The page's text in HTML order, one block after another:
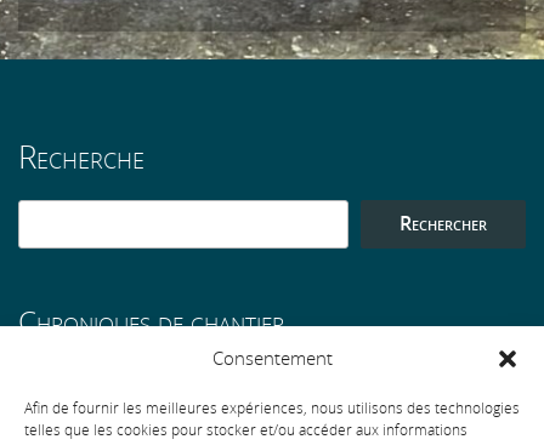
Consentement
Afin de fournir les meilleures expériences, nous utilisons des technologies
telles que les cookies pour stocker et/ou accéder aux informations
Recherche
Rechercher
Chroniques de chantier